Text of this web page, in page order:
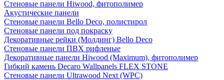
Стеновые панели Hiwood, фитополимер
Акустические панели
Стеновые панели Bello Deco, полистирол
Стеновые панели под покраску
Декоративные рейки (Молдинг) Bello Deco
Стеновые панели ПВХ рифленые
Декоративные панели Hiwood (Maximum), фитополимер
Гибкий камень Decaro Wallpanels FLEX STONE
Стеновые панели Ultrawood Next (WPC)